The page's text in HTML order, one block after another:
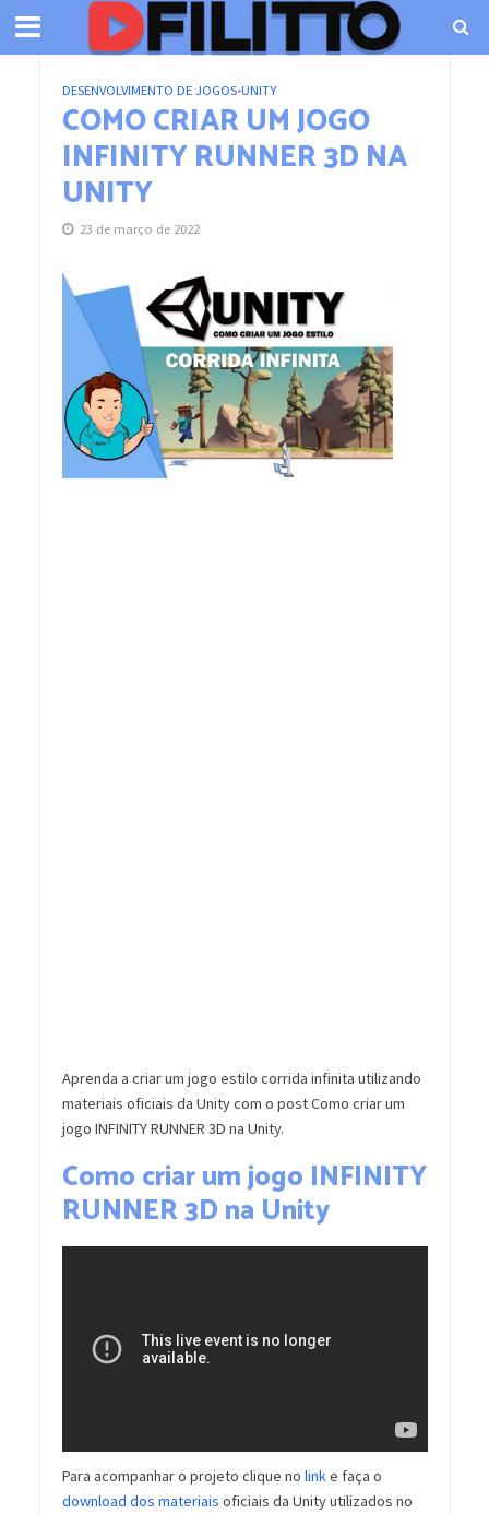
DESENVOLVIMENTO DE JOGOS•UNITY
COMO CRIAR UM JOGO
INFINITY RUNNER 3D NA
UNITY
23 de março de 2022
Aprenda a criar um jogo estilo corrida infinita utilizando
materiais oficiais da Unity com o post Como criar um
jogo INFINITY RUNNER 3D na Unity.
Como criar um jogo INFINITY
RUNNER 3D na Unity
Para acompanhar o projeto clique no linke faça o
download dos materiais oficiais da Unity utilizados no